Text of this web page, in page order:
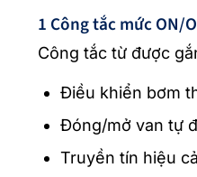
1 Công tắc mức ON/
Công tắc từ được
Điều khiển bơm
Đóng/mở van tự
Truyền tín hiệu